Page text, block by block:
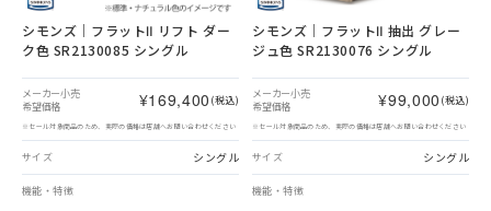
シモンズ｜フラットⅡ リフト ダー
ク色 SR2130085 シングル
メーカー小売
希望価格
¥169,400 (税込)
※セール対象商品のため、実際の価格は店舗へお問い合わせください
サイズ シングル
機能・特徴
シモンズ｜フラットⅡ 抽出 グレー
ジュ色 SR2130076 シングル
メーカー小売
希望価格
¥99,000 (税込)
※セール対象商品のため、実際の価格は店舗へお問い合わせください
サイズ シングル
機能・特徴